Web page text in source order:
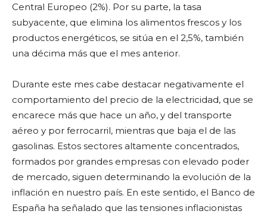
Central Europeo (2%). Por su parte, la tasa
subyacente, que elimina los alimentos frescos y los
productos energéticos, se sitúa en el 2,5%, también
una décima más que el mes anterior.
Durante este mes cabe destacar negativamente el
comportamiento del precio de la electricidad, que se
encarece más que hace un año, y del transporte
aéreo y por ferrocarril, mientras que baja el de las
gasolinas. Estos sectores altamente concentrados,
formados por grandes empresas con elevado poder
de mercado, siguen determinando la evolución de la
inflación en nuestro país. En este sentido, el Banco de
España ha señalado que las tensiones inflacionistas